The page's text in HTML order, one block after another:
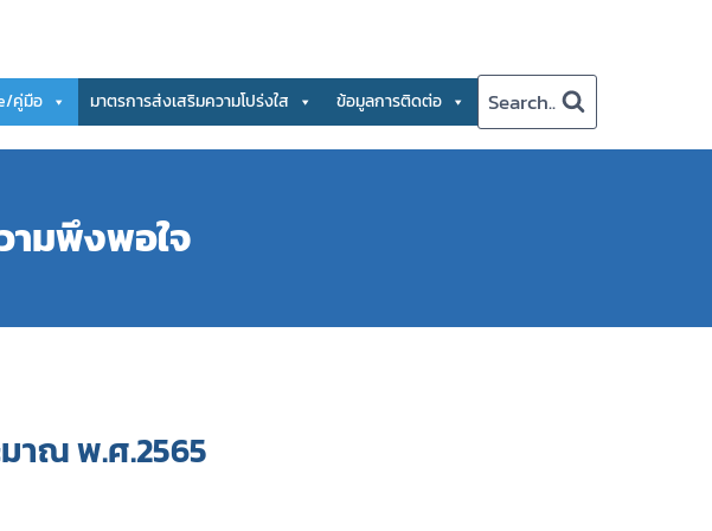
คู่มือ มาตรการส่งเสริมความโปร่งใส ข้อมูลการติดต่อ Search..
ามพึงพอใจ
าณ พ.ศ.2565